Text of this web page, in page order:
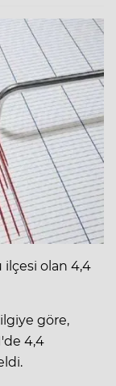
ilçesi olan 4,4
göre,
4,4